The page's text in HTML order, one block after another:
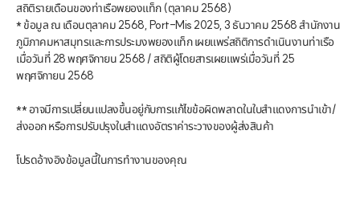
สถิติรายเดือนของท่าเรือพยองแท็ก (ตุลาคม 2568)
* ข้อมูล ณ เดือนตุลาคม 2568, Port-Mis 2025, 3 ธันวาคม 2568 สำนักงาน
ภูมิภาคมหาสมุทรและการประมงพยองแท็ก เผยแพร่สถิติการดำเนินงานท่าเรือ
เมื่อวันที่ 28 พฤศจิกายน 2568 / สถิติผู้โดยสารเผยแพร่เมื่อวันที่ 25
พฤศจิกายน 2568
** อาจมีการเปลี่ยนแปลงขึ้นอยู่กับการแก้ไขข้อผิดพลาดในใบสำแดงการนำเข้า/
ส่งออก หรือการปรับปรุงใบสำแดงอัตราค่าระวางของผู้ส่งสินค้า
โปรดอ้างอิงข้อมูลนี้ในการทำงานของคุณ